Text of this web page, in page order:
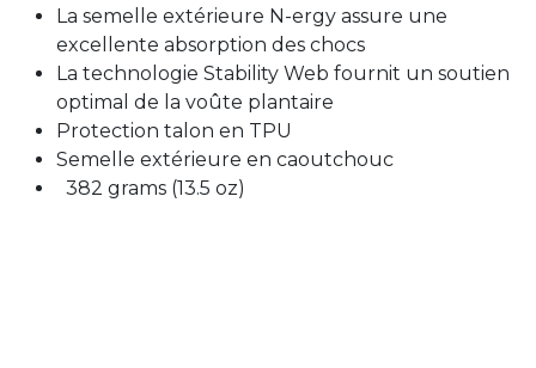
La semelle extérieure N-ergy assure une
excellente absorption des chocs
La technologie Stability Web fournit un soutien
optimal de la voûte plantaire
Protection talon en TPU
Semelle extérieure en caoutchouc
382 grams (13.5 oz)